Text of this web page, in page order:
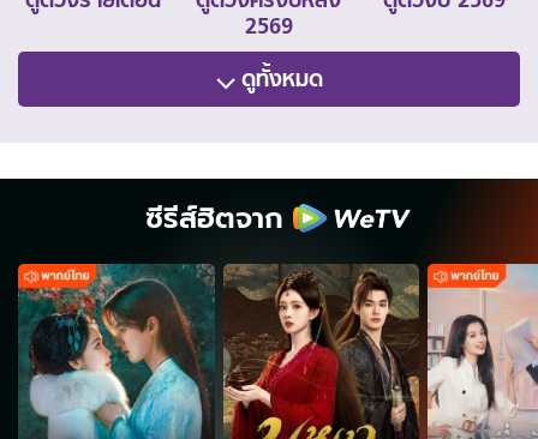
2569
ดูทั้งหมด
ซีรีส์ฮิตจาก